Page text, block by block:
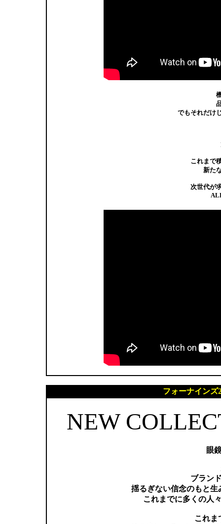
でもそれだけ
これまで
新た
次世代が
フォーナインズ
NEW
眼
ブラン
揺るぎない信念のもと
これまでに多くの人
これま